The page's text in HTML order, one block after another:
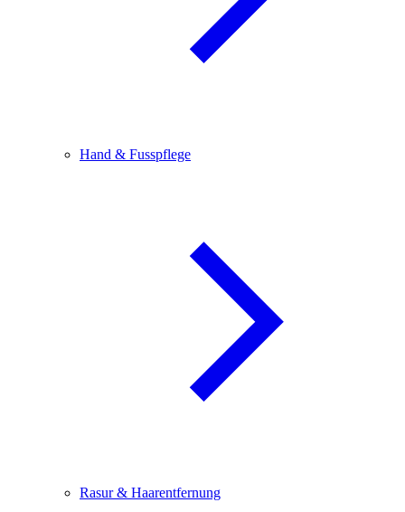
Hand & Fusspflege
Rasur & Haarentfernung